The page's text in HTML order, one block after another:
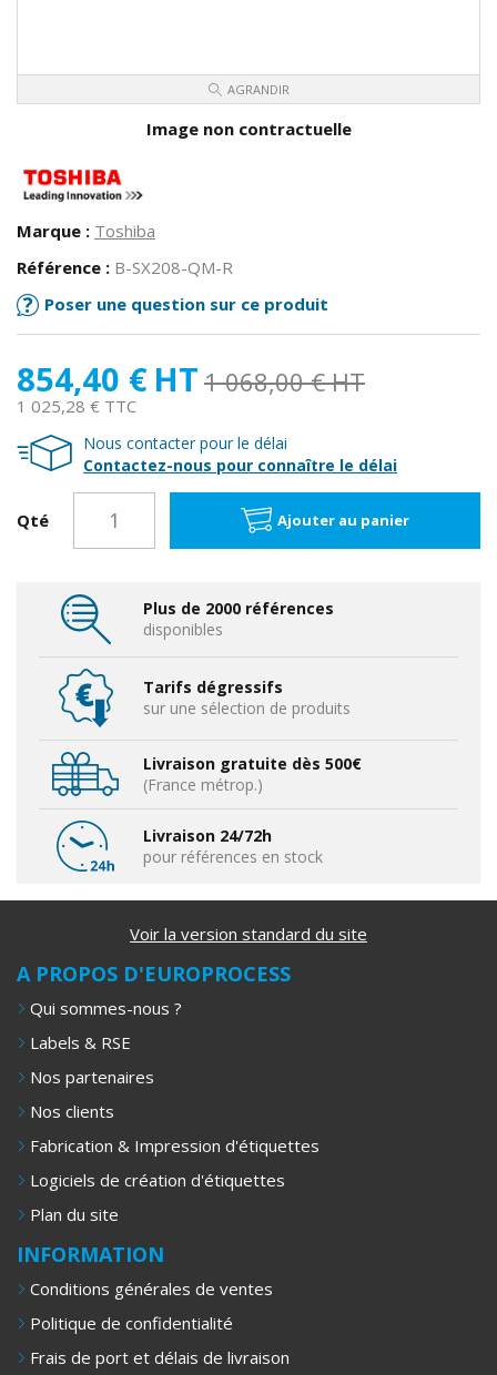
AGRANDIR
Image non contractuelle
Marque : Toshiba
Référence : B-SX208-QM-R
Poser une question sur ce produit
854,40 € HT 1 068,00 € HT
1 025,28 € TTC
Nous contacter pour le délai
Contactez-nous pour connaître le délai
Qté Ajouter au panier
Plus de 2000 références
disponibles
Tarifs dégressifs
sur une sélection de produits
Livraison gratuite dès 500€
(France métrop.)
Livraison 24/72h
pour références en stock
Voir la version standard du site
A PROPOS D'EUROPROCESS
Qui sommes-nous ?
Labels & RSE
Nos partenaires
Nos clients
Fabrication & Impression d'étiquettes
Logiciels de création d'étiquettes
Plan du site
INFORMATION
Conditions générales de ventes
Politique de confidentialité
Frais de port et délais de livraison